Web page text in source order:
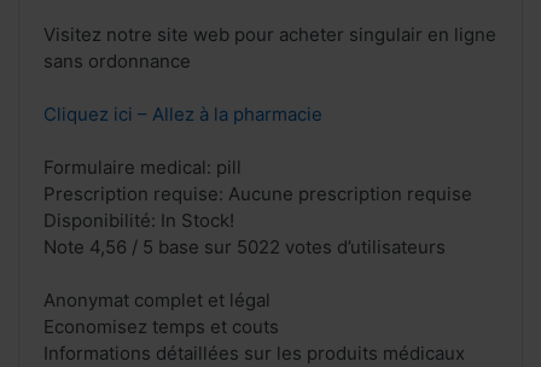
Visitez notre site web pour acheter singulair en ligne
sans ordonnance
Cliquez ici – Allez à la pharmacie
Formulaire medical: pill
Prescription requise: Aucune prescription requise
Disponibilité: In Stock!
Note 4,56 / 5 base sur 5022 votes d’utilisateurs
Anonymat complet et légal
Economisez temps et couts
Informations détaillées sur les produits médicaux